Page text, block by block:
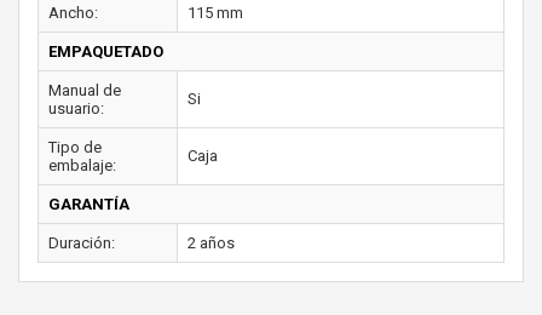
Ancho: 115 mm
EMPAQUETADO
Manual de
usuario:
Si
Tipo de
embalaje:
Caja
GARANTÍA
Duración: 2 años